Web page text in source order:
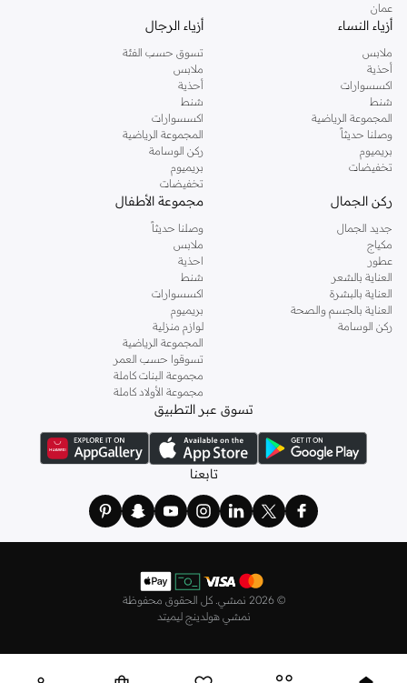
عمان
أزياء النساء
ملابس
أحذية
اكسسوارات
شنط
المجموعة الرياضية
وصلنا حديثاً
بريميوم
تخفيضات
أزياء الرجال
تسوق حسب الفئة
ملابس
أحذية
شنط
اكسسوارات
المجموعة الرياضية
ركن الوسامة
بريميوم
تخفيضات
ركن الجمال
جديد الجمال
مكياج
عطور
العناية بالشعر
العناية بالبشرة
العناية بالجسم والصحة
ركن الوسامة
مجموعة الأطفال
وصلنا حديثاً
ملابس
احذية
شنط
اكسسوارات
بريميوم
لوازم منزلية
المجموعة الرياضية
تسوقوا حسب العمر
مجموعة البنات كاملة
مجموعة الأولاد كاملة
تسوق عبر التطبيق
تابعنا
© 2026 نمشي. كل الحقوق محفوظة
نمشي هولدينج ليميتد